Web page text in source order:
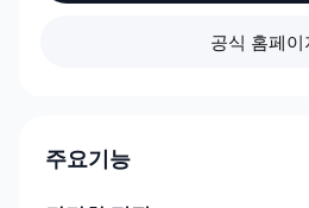
공식 홈페이
주요기능